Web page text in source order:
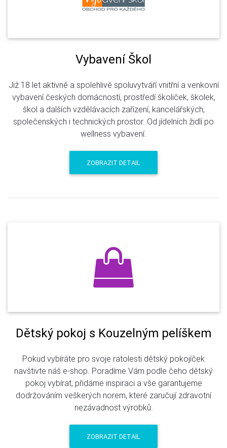
Vybavení Škol
Již 18 let aktivně a spolehlivě spoluvytváří vnitřní a venkovní
vybavení českých domácností, prostředí školiček, školek,
škol a dalších vzdělávacích zařízení, kancelářských,
společenských i technických prostor. Od jídelních židlí po
wellness vybavení.
ZOBRAZIT DETAIL
Dětský pokoj s Kouzelným pelíškem
Pokud vybíráte pro svoje ratolesti dětský pokojíček
navštivte náš e-shop. Poradíme Vám podle čeho dětský
pokoj vybírat, přidáme inspiraci a vše garantujeme
dodržováním veškerých norem, které zaručují zdravotní
nezávadnost výrobků.
ZOBRAZIT DETAIL